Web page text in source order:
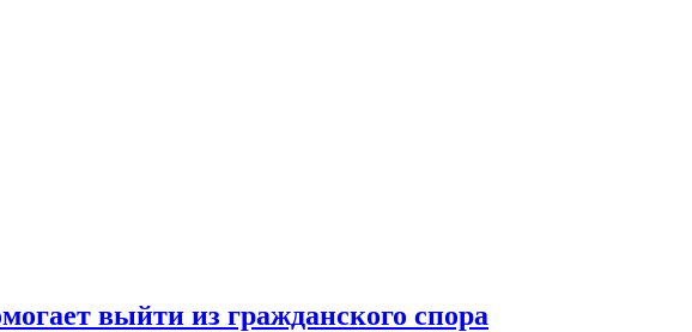
выйти из гражданского спора